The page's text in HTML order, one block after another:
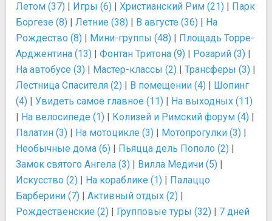
Летом (37) | Игры (6) | Христианский Рим (21) | Парк
Боргезе (8) | Летние (38) | В августе (36) | На
Рождество (8) | Мини-группы (48) | Площадь Торре-
Арджентина (13) | Фонтан Тритона (9) | Розарий (3) |
На автобусе (3) | Мастер-классы (2) | Трансферы (3) |
Лестница Спасителя (2) | В помещении (4) | Шопинг
(4) | Увидеть самое главное (11) | На выходных (11)
| На велосипеде (1) | Колизей и Римский форум (4) |
Палатин (3) | На мотоцикле (3) | Мотопрогулки (3) |
Необычные дома (6) | Пьяцца дель Пополо (2) |
Замок святого Ангела (3) | Вилла Медичи (5) |
Искусство (2) | На кораблике (1) | Палаццо
Барберини (7) | Активный отдых (2) |
Рождественские (2) | Групповые туры (32) | 7 дней